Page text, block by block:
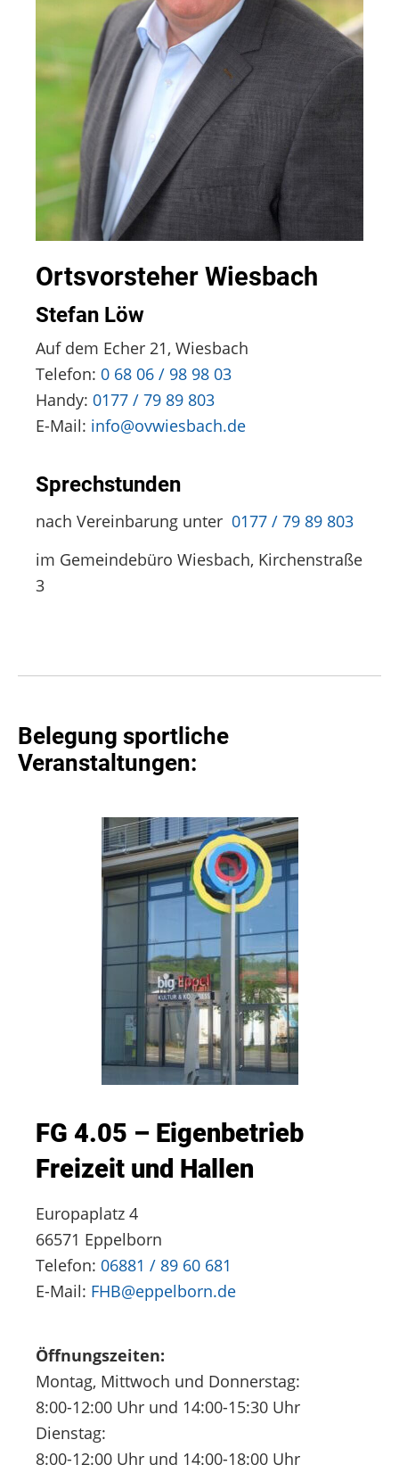
Ortsvorsteher Wiesbach
Stefan Löw
Auf dem Echer 21, Wiesbach
Telefon: 0 68 06 / 98 98 03
Handy: 0177 / 79 89 803
E-Mail: info@ovwiesbach.de
Sprechstunden
nach Vereinbarung unter 0177 / 79 89 803
im Gemeindebüro Wiesbach, Kirchenstraße
3
Belegung sportliche
Veranstaltungen:
FG 4.05 – Eigenbetrieb
Freizeit und Hallen
Europaplatz 4
66571 Eppelborn
Telefon: 06881 / 89 60 681
E-Mail: FHB@eppelborn.de
Öffnungszeiten:
Montag, Mittwoch und Donnerstag:
8:00-12:00 Uhr und 14:00-15:30 Uhr
Dienstag:
8:00-12:00 Uhr und 14:00-18:00 Uhr